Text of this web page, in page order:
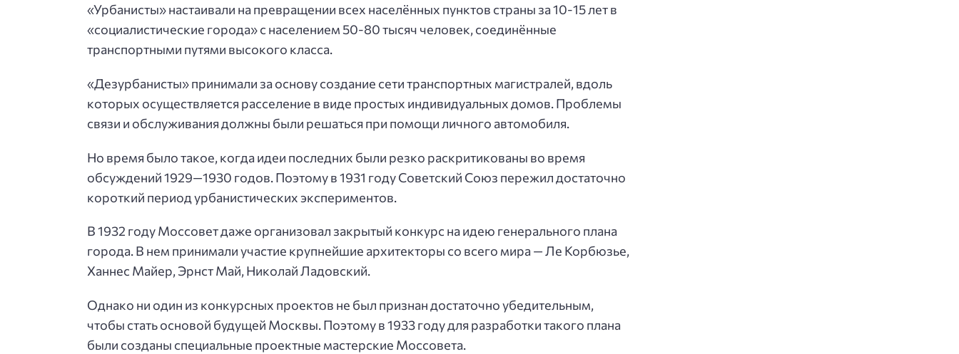
«Урбанисты» настаивали на превращении всех населённых пунктов страны за 10-15 лет в
«социалистические города» с населением 50-80 тысяч человек, соединённые
транспортными путями высокого класса.
«Дезурбанисты» принимали за основу создание сети транспортных магистралей, вдоль
которых осуществляется расселение в виде простых индивидуальных домов. Проблемы
связи и обслуживания должны были решаться при помощи личного автомобиля.
Но время было такое, когда идеи последних были резко раскритикованы во время
обсуждений 1929—1930 годов. Поэтому в 1931 году Советский Союз пережил достаточно
короткий период урбанистических экспериментов.
В 1932 году Моссовет даже организовал закрытый конкурс на идею генерального плана
города. В нем принимали участие крупнейшие архитекторы со всего мира — Ле Корбюзье,
Ханнес Майер, Эрнст Май, Николай Ладовский.
Однако ни один из конкурсных проектов не был признан достаточно убедительным,
чтобы стать основой будущей Москвы. Поэтому в 1933 году для разработки такого плана
были созданы специальные проектные мастерские Моссовета.